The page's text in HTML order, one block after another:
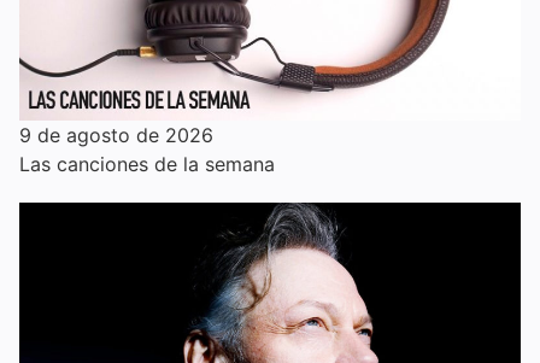
9 de agosto de 2026
Las canciones de la semana